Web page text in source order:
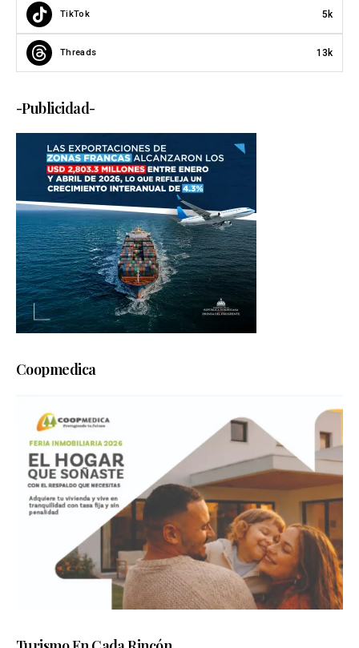
TikTok 5k
Threads 13k
-Publicidad-
Coopmedica